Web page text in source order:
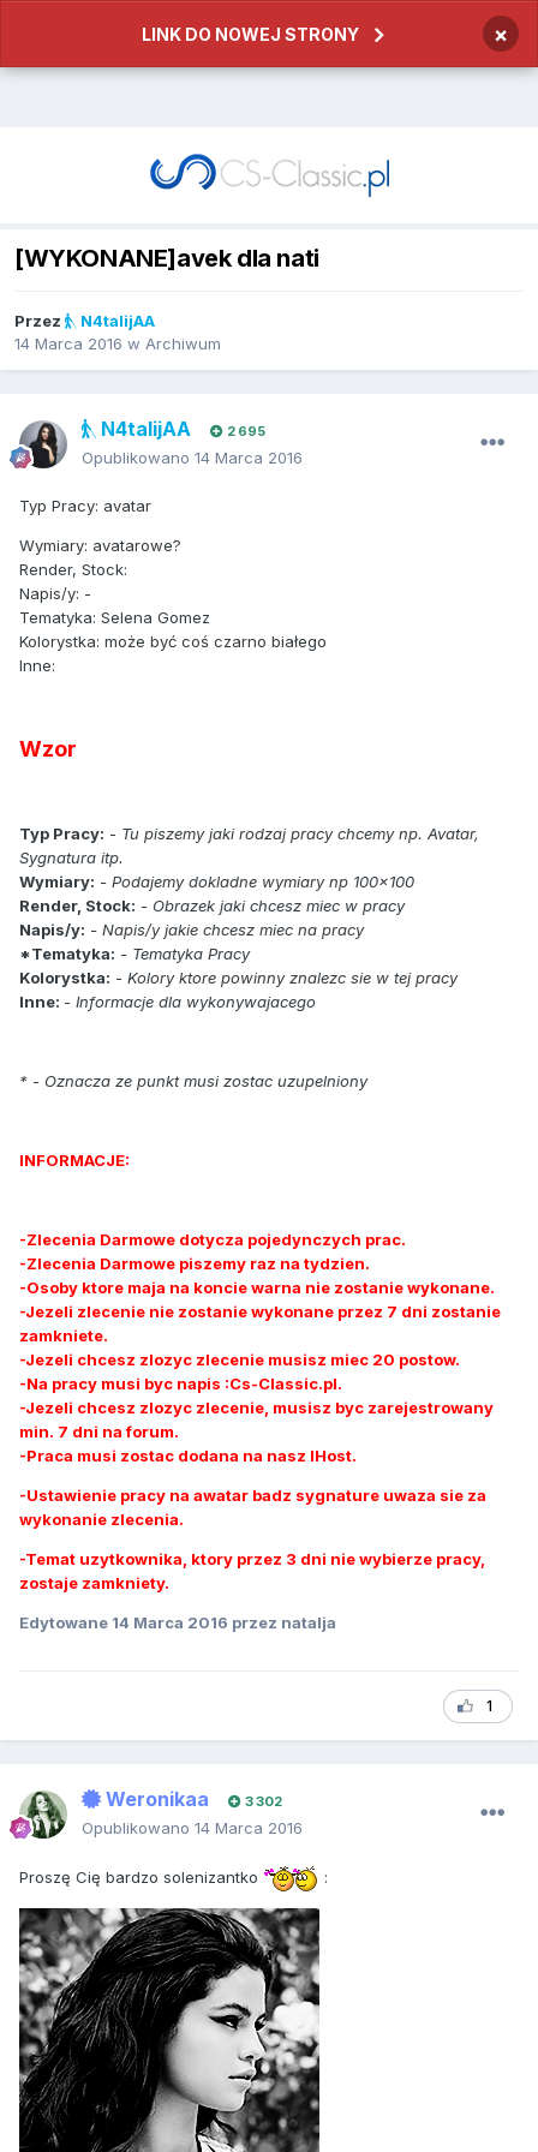
LINK DO NOWEJ STRONY ×
[WYKONANE]avek dla nati
Przez
N4talijAA
14 Marca 2016 w Archiwum
N4talijAA 2 695
Opublikowano 14 Marca 2016
Typ Pracy: avatar
Wymiary: avatarowe?
Render, Stock:
Napis/y: -
Tematyka: Selena Gomez
Kolorystka: może być coś czarno białego
Inne:
Wzor
Typ Pracy: - Tu piszemy jaki rodzaj pracy chcemy np. Avatar,
Sygnatura itp.
Wymiary: - Podajemy dokladne wymiary np 100x100
Render, Stock: - Obrazek jaki chcesz miec w pracy
Napis/y: - Napis/y jakie chcesz miec na pracy
*Tematyka: - Tematyka Pracy
Kolorystka: - Kolory ktore powinny znalezc sie w tej pracy
Inne: - Informacje dla wykonywajacego
* - Oznacza ze punkt musi zostac uzupelniony
INFORMACJE:
-Zlecenia Darmowe dotycza pojedynczych prac.
-Zlecenia Darmowe piszemy raz na tydzien.
-Osoby ktore maja na koncie warna nie zostanie wykonane.
-Jezeli zlecenie nie zostanie wykonane przez 7 dni zostanie
zamkniete.
-Jezeli chcesz zlozyc zlecenie musisz miec 20 postow.
-Na pracy musi byc napis :Cs-Classic.pl.
-Jezeli chcesz zlozyc zlecenie, musisz byc zarejestrowany
min. 7 dni na forum.
-Praca musi zostac dodana na nasz IHost.
-Ustawienie pracy na awatar badz sygnature uwaza sie za
wykonanie zlecenia.
-Temat uzytkownika, ktory przez 3 dni nie wybierze pracy,
zostaje zamkniety.
Edytowane 14 Marca 2016 przez natalja
1
Weronikaa 3 302
Opublikowano 14 Marca 2016
Proszę Cię bardzo solenizantko :